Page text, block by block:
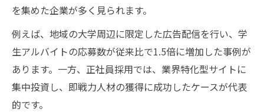
を集めた企業が多く見られます。
例えば、地域の大学周辺に限定した広告配信を行い、学
生アルバイトの応募数が従来比で1.5倍に増加した事例が
あります。一方、正社員採用では、業界特化型サイトに
集中投資し、即戦力人材の獲得に成功したケースが代表
的です。